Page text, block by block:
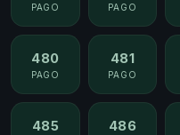
PAGO PAGO
480
PAGO
481
PAGO
485 486